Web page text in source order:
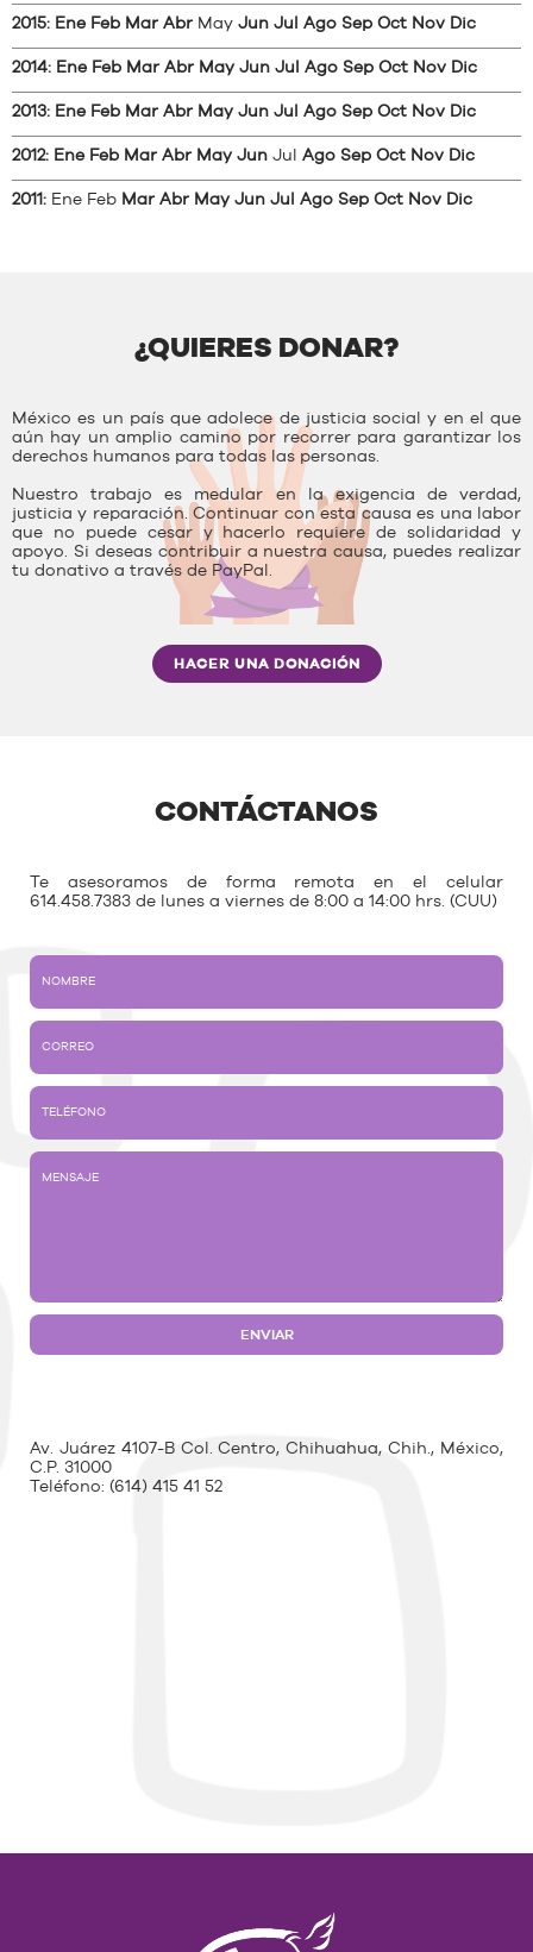
2015: Ene Feb Mar Abr May Jun Jul Ago Sep Oct Nov Dic
2014: Ene Feb Mar Abr May Jun Jul Ago Sep Oct Nov Dic
2013: Ene Feb Mar Abr May Jun Jul Ago Sep Oct Nov Dic
2012: Ene Feb Mar Abr May Jun Jul Ago Sep Oct Nov Dic
2011: Ene Feb Mar Abr May Jun Jul Ago Sep Oct Nov Dic
¿QUIERES DONAR?
México es un país que adolece de justicia social y en el que
aún hay un amplio camino por recorrer para garantizar los
derechos humanos para todas las personas.
Nuestro trabajo es medular en la exigencia de verdad,
justicia y reparación. Continuar con esta causa es una labor
que no puede cesar y hacerlo requiere de solidaridad y
apoyo. Si deseas contribuir a nuestra causa, puedes realizar
tu donativo a través de PayPal.
HACER UNA DONACIÓN
CONTÁCTANOS
Te asesoramos de forma remota en el celular
614.458.7383 de lunes a viernes de 8:00 a 14:00 hrs. (CUU)
Av. Juárez 4107-B Col. Centro, Chihuahua, Chih., México,
C.P. 31000
Teléfono: (614) 415 41 52